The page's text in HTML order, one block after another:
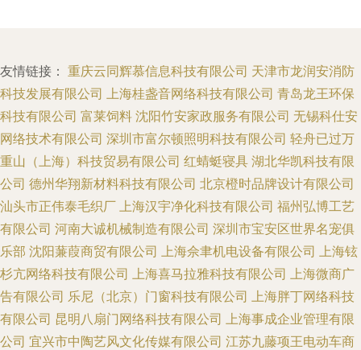
友情链接： 重庆云同辉慕信息科技有限公司 天津市龙润安消防
科技发展有限公司 上海桂盏音网络科技有限公司 青岛龙王环保
科技有限公司 富莱饲料 沈阳竹安家政服务有限公司 无锡科仕安
网络技术有限公司 深圳市富尔顿照明科技有限公司 轻舟已过万
重山（上海）科技贸易有限公司 红蜻蜓寝具 湖北华凯科技有限
公司 德州华翔新材料科技有限公司 北京橙时品牌设计有限公司
汕头市正伟泰毛织厂 上海汉宇净化科技有限公司 福州弘博工艺
有限公司 河南大诚机械制造有限公司 深圳市宝安区世界名宠俱
乐部 沈阳蒹葭商贸有限公司 上海佘聿机电设备有限公司 上海铉
杉亢网络科技有限公司 上海喜马拉雅科技有限公司 上海微商广
告有限公司 乐尼（北京）门窗科技有限公司 上海胖丁网络科技
有限公司 昆明八扇门网络科技有限公司 上海事成企业管理有限
公司 宜兴市中陶艺风文化传媒有限公司 江苏九藤项王电动车商